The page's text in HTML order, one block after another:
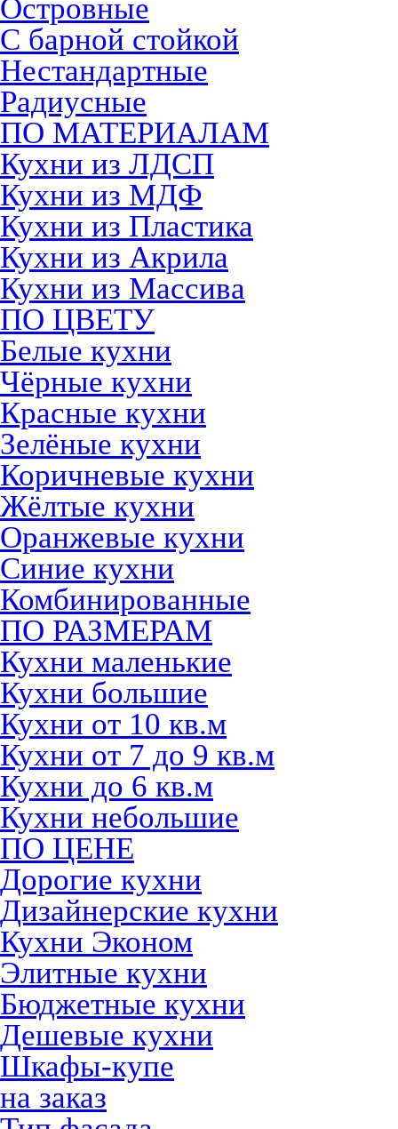
Островные
С барной стойкой
Нестандартные
Радиусные
ПО МАТЕРИАЛАМ
Кухни из ЛДСП
Кухни из МДФ
Кухни из Пластика
Кухни из Акрила
Кухни из Массива
ПО ЦВЕТУ
Белые кухни
Чёрные кухни
Красные кухни
Зелёные кухни
Коричневые кухни
Жёлтые кухни
Оранжевые кухни
Синие кухни
Комбинированные
ПО РАЗМЕРАМ
Кухни маленькие
Кухни большие
Кухни от 10 кв.м
Кухни от 7 до 9 кв.м
Кухни до 6 кв.м
Кухни небольшие
ПО ЦЕНЕ
Дорогие кухни
Дизайнерские кухни
Кухни Эконом
Элитные кухни
Бюджетные кухни
Дешевые кухни
Шкафы-купе
на заказ